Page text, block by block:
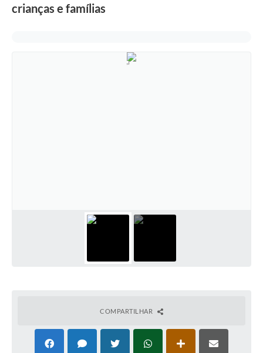
crianças e famílias
COMPARTILHAR